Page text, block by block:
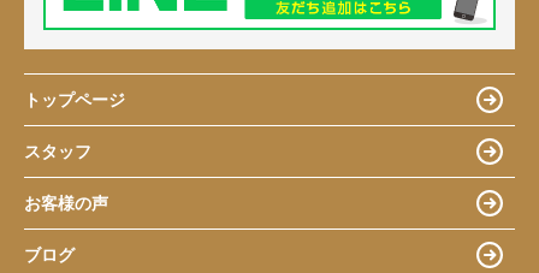
トップページ
スタッフ
お客様の声
ブログ